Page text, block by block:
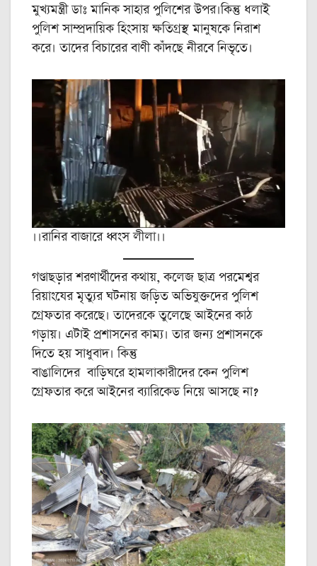
মুখ্যমন্ত্রী ডাঃ মানিক সাহার পুলিশের উপর।কিন্তু ধলাই
পুলিশ সাম্প্রদায়িক হিংসায় ক্ষতিগ্রস্থ মানুষকে নিরাশ
করে। তাদের বিচারের বাণী কাঁদছে নীরবে নিভৃতে।
।।রানির বাজারে ধ্বংস লীলা।।
গণ্ডাছড়ার শরণার্থীদের কথায়, কলেজ ছাত্র পরমেশ্বর
রিয়াংযের মৃত্যুর ঘটনায় জড়িত অভিযুক্তদের পুলিশ
গ্রেফতার করেছে। তাদেরকে তুলেছে আইনের কাঠ
গড়ায়। এটাই প্রশাসনের কাম্য। তার জন্য প্রশাসনকে
দিতে হয় সাধুবাদ। কিন্তু
বাঙালিদের বাড়িঘরে হামলাকারীদের কেন পুলিশ
গ্রেফতার করে আইনের ব্যারিকেড নিয়ে আসছে না?